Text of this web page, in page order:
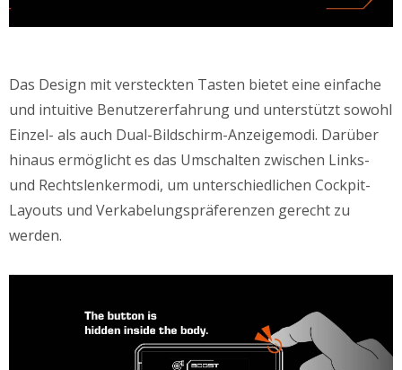
Das Design mit versteckten Tasten bietet eine einfache
und intuitive Benutzererfahrung und unterstützt sowohl
Einzel- als auch Dual-Bildschirm-Anzeigemodi. Darüber
hinaus ermöglicht es das Umschalten zwischen Links-
und Rechtslenkermodi, um unterschiedlichen Cockpit-
Layouts und Verkabelungspräferenzen gerecht zu
werden.